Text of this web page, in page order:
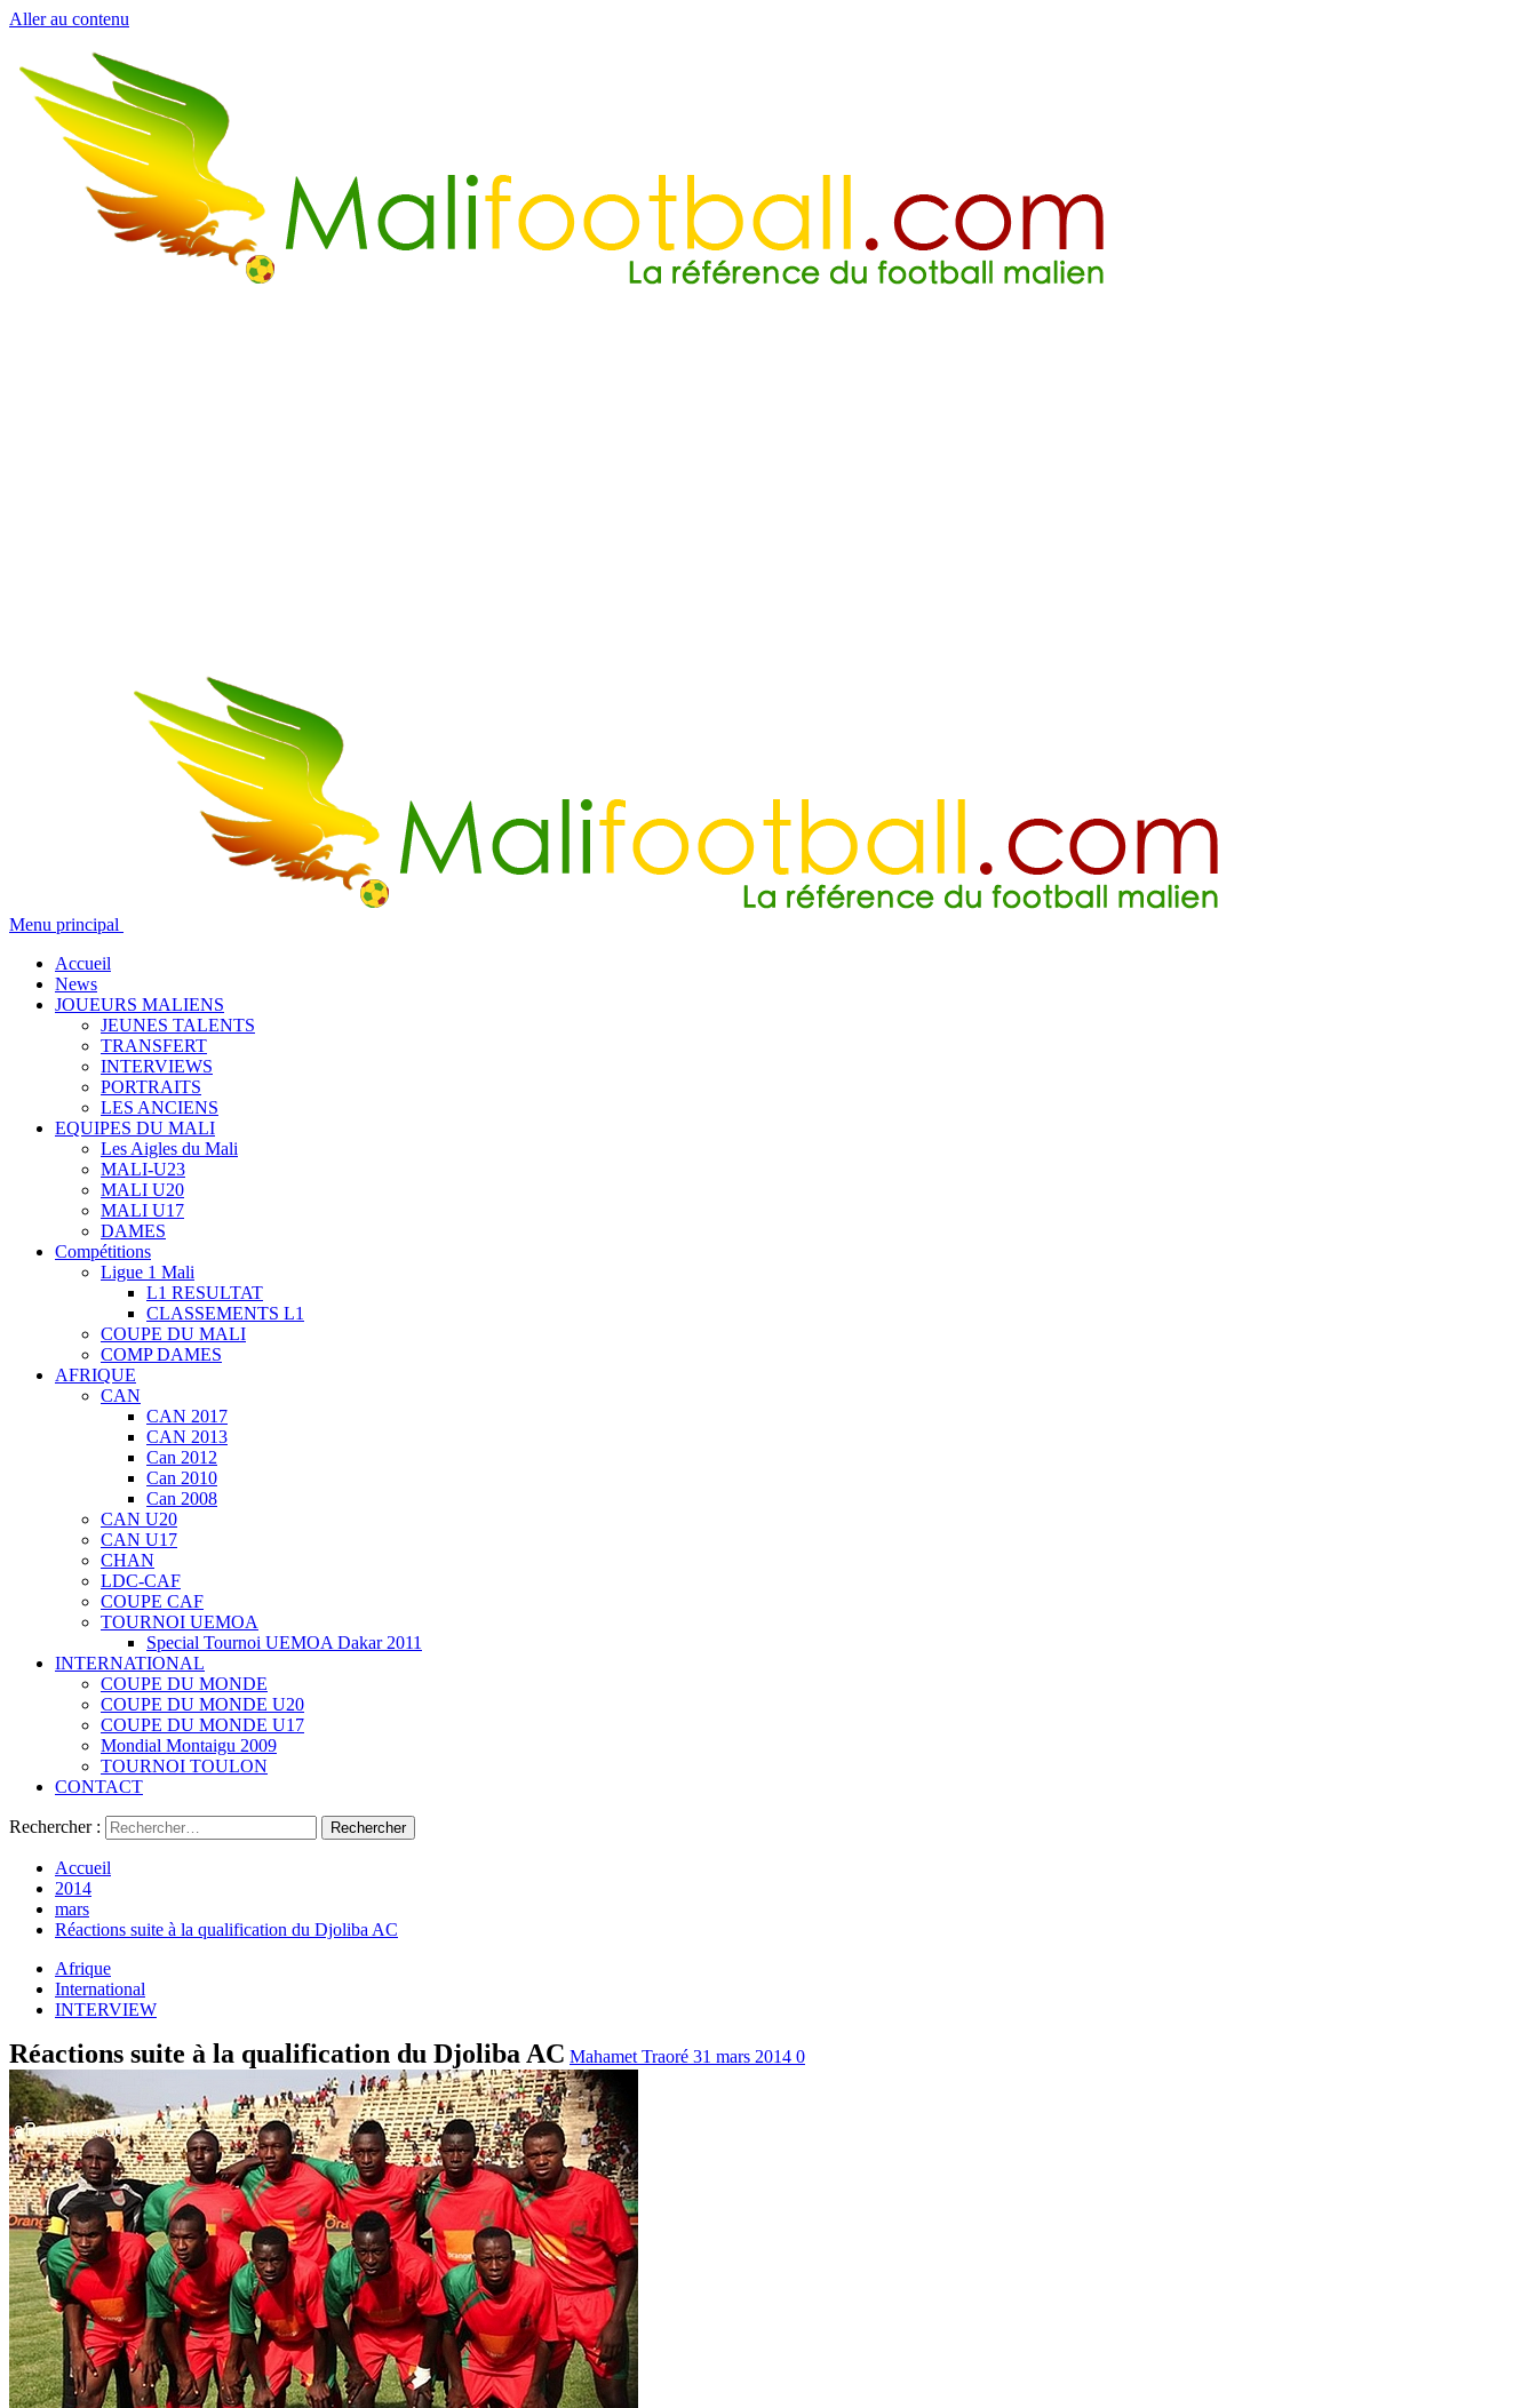
Aller au contenu
Menu principal
Accueil
News
JOUEURS MALIENS
JEUNES TALENTS
TRANSFERT
INTERVIEWS
PORTRAITS
LES ANCIENS
EQUIPES DU MALI
Les Aigles du Mali
MALI-U23
MALI U20
MALI U17
DAMES
Compétitions
Ligue 1 Mali
L1 RESULTAT
CLASSEMENTS L1
COUPE DU MALI
COMP DAMES
AFRIQUE
CAN
CAN 2017
CAN 2013
Can 2012
Can 2010
Can 2008
CAN U20
CAN U17
CHAN
LDC-CAF
COUPE CAF
TOURNOI UEMOA
Special Tournoi UEMOA Dakar 2011
INTERNATIONAL
COUPE DU MONDE
COUPE DU MONDE U20
COUPE DU MONDE U17
Mondial Montaigu 2009
TOURNOI TOULON
CONTACT
Rechercher :
Accueil
2014
mars
Réactions suite à la qualification du Djoliba AC
Afrique
International
INTERVIEW
Réactions suite à la qualification du Djoliba AC Mahamet Traoré 31 mars 2014 0